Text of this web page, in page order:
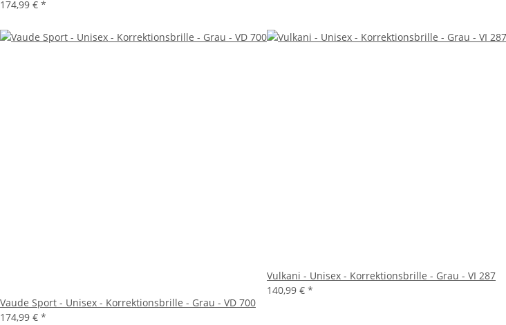
174,99 € *
Vaude Sport - Unisex - Korrektionsbrille - Grau - VD 700
174,99 € *
Vulkani - Unisex - Korrektionsbrille - Grau - VI 287
140,99 € *